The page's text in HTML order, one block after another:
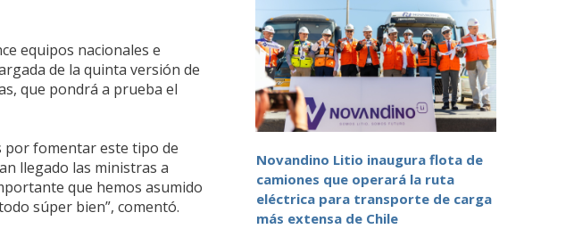
equipos nacionales e
de la quinta versión de
que pondrá a prueba el
por fomentar este tipo de
llegado las ministras a
que hemos asumido
súper bien”, comentó.
Novandino Litio inaugura flota de
camiones que operará la ruta
eléctrica para transporte de carga
más extensa de Chile